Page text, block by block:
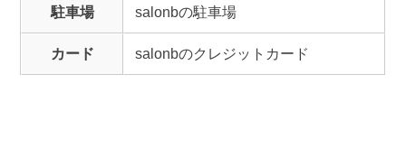
駐車場 salonbの駐車場
カード salonbのクレジットカード